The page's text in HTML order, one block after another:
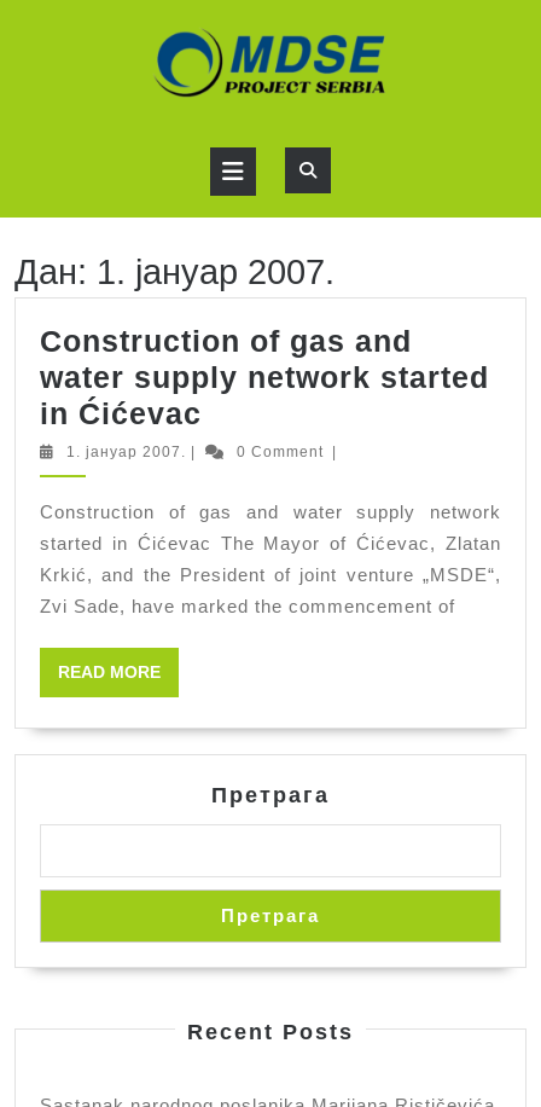
Open
Button
Дан: 1. јануар 2007.
Construction of gas and
water supply network started
in Ćićevac
of
and
water
supply
Ćićevac
1. јануар 2007. 1.
0 Comment
Construction of gas and water supply network
started in Ćićevac The Mayor of Ćićevac, Zlatan
Krkić, and the President of joint venture „MSDE“,
Zvi Sade, have marked the commencement of
READ MOREREAD
MORE
Претрага
Претрага
Recent Posts